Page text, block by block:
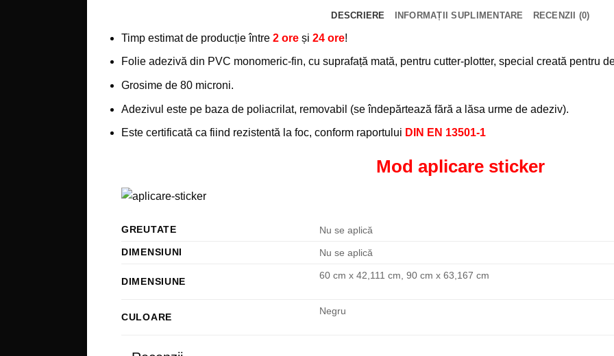
DESCRIERE INFORMAȚII SUPLIMENTARE RECENZII (0)
Timp estimat de producție între 2 ore și 24 ore!
Folie adezivă din PVC monomeric-fin, cu suprafață mată, pentru cutter-plotter, special creată pentru
Grosime de 80 microni.
Adezivul este pe baza de poliacrilat, removabil (se îndepărtează fără a lăsa urme de adeziv).
Este certificată ca fiind rezistentă la foc, conform raportului DIN EN 13501-1
Mod aplicare sticker
GREUTATE
Nu se aplică
DIMENSIUNI
Nu se aplică
DIMENSIUNE
60 cm x 42,111 cm, 90 cm x 63,167 cm
CULOARE
Negru